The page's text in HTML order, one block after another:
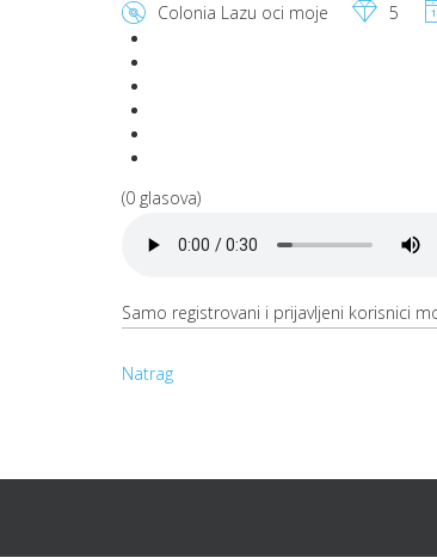
Colonia Lazu oci moje 5
(0 glasova)
Samo registrovani i prijavljeni korisnici
Natrag